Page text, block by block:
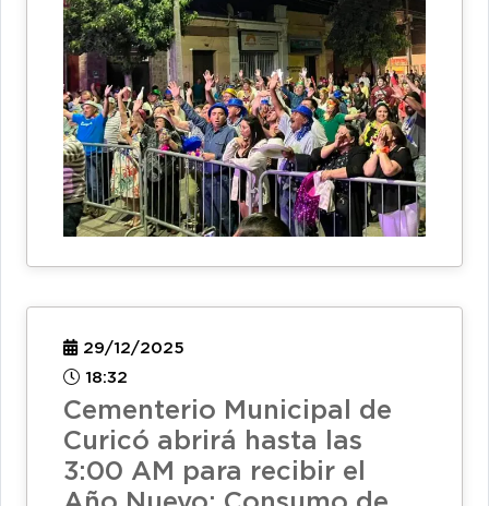
29/12/2025
18:32
Cementerio Municipal de
Curicó abrirá hasta las
3:00 AM para recibir el